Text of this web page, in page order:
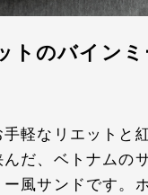
トのバインミ
軽なリエットと
だ、ベトナムの
風サンドです。